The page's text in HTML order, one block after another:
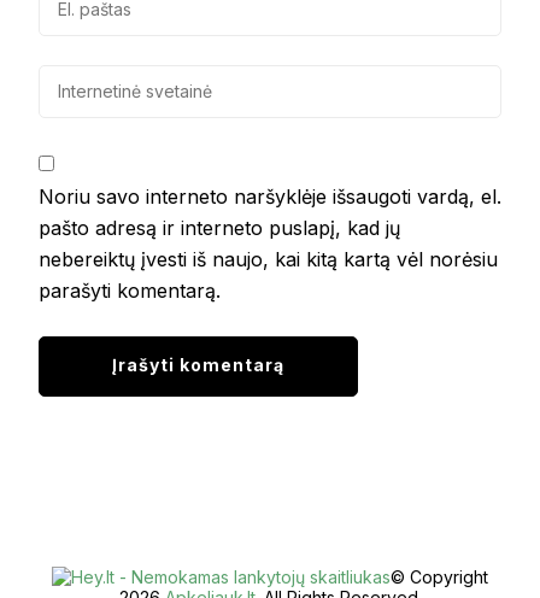
Noriu savo interneto naršyklėje išsaugoti vardą, el.
pašto adresą ir interneto puslapį, kad jų
nebereiktų įvesti iš naujo, kai kitą kartą vėl norėsiu
parašyti komentarą.
© Copyright